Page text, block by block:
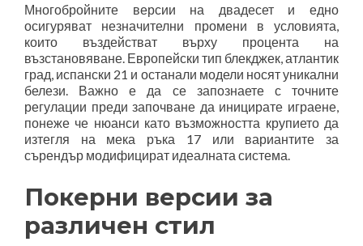
Многобройните версии на двадесет и едно
осигуряват незначителни промени в условията,
които въздействат върху процента на
възстановяване. Европейски тип блекджек, атлантик
град, испански 21 и останали модели носят уникални
белези. Важно е да се запознаете с точните
регулации преди започване да иницирате играене,
понеже че нюанси като възможността крупието да
изтегля на мека ръка 17 или вариантите за
сърендър модифицират идеалната система.
Покерни версии за
различен стил